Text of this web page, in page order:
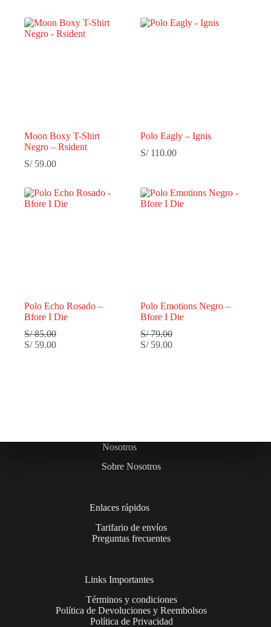
Moon Boxy T-Shirt
Negro – Rsident
S/59.00
Polo Eagly – Ignis
S/110.00
Polo Echo Rosado –
Bfore I Die
S/85.00
S/59.00
Polo Emotions Negro –
Bfore I Die
S/79.00
S/59.00
Nosotros
Sobre Nosotros
Enlaces rápidos
Tarifario de envíos
Preguntas frecuentes
Links Importantes
Términos y condiciones
Política de Devoluciones y Reembolsos
Política de Privacidad